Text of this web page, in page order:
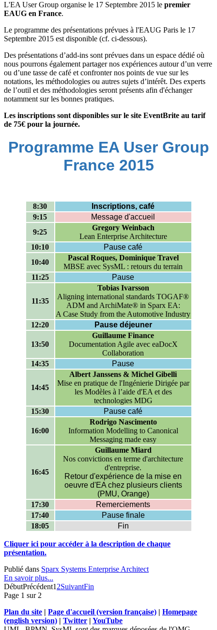
L'EA User Group organise le 17 Septembre 2015 le premier
EAUG en France.
Le programme des présentations prévues à l'EAUG Paris le 17
Septembre 2015 est disponible (cf. ci-dessous).
Des présentations d’add-ins sont prévues dans un espace dédié où
nous pourrons également partager nos expériences autour d’un verre
ou d’une tasse de café et confronter nos points de vue sur les
notations, les méthodologies ou autres sujets d’intérêt. Des experts
de l’outil et des méthodologies seront présents afin d'échanger
notamment sur les bonnes pratiques.
Les inscriptions sont disponibles sur le site EventBrite au tarif
de 75€ pour la journée.
Programme EA User Group
France 2015
8:30
Inscriptions, café
9:15
Message d'accueil
9:25
Gregory Weinbach
Lean Enterprise Architecture
10:10
Pause café
10:40
Pascal Roques, Dominique Travel
MBSE avec SysML : retours du terrain
11:25
Pause
11:35
Tobias Ivarsson
Aligning international standards TOGAF®
ADM and ArchiMate® in Sparx EA:
A Case Study from the Automotive Industry
12:20
Pause déjeuner
13:50
Guillaume Finance
Documentation Agile avec eaDocX
Collaboration
14:35
Pause
14:45
Albert Janssens & Michel Gibelli
Mise en pratique de l'Ingénierie Dirigée par
les Modèles à l’aide d'EA et des
technologies MDG
15:30
Pause café
16:00
Rodrigo Nascimento
Information Modelling to Canonical
Messaging made easy
16:45
Guillaume Miard
Nos convictions en terme d'architecture
d'entreprise.
Retour d'expérience de la mise en
oeuvre d'EA chez plusieurs clients
(PMU, Orange)
17:30
Remerciements
17:40
Pause finale
18:05
Fin
Cliquer ici pour accéder à la description de chaque
présentation.
Publié dans Sparx Systems Enterprise Architect
En savoir plus...
DébutPrécédent1 2SuivantFin
Page 1 sur 2
Plan du site | Page d'accueil (version française) | Homepage
(english version) | Twitter | YouTube